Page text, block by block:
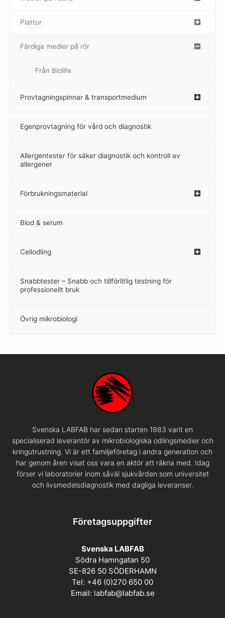
Plattor
–
Färdiga medier på rör
–
Från Biolife
–
Provtagningspinnar & transportmedium
–
Egenprovtagning för vård och diagnostik
–
Allergentester för säker diagnostik och kontroll av
allergener
–
Förbrukningsmaterial
Blod & serum
Cellodling
–
Snabbtester – Snabb och tillförlitlig testning för
professionellt bruk
–
Övrig mikrobiologi
–
Svenska LABFAB har sedan starten 1983 varit en
specialiserad leverantör av mikrobiologiska odlingsmedier och
kringutrustning. Vi är ett familjeföretag i andra generation och
har genom åren visat oss vara en aktör att räkna med. Idag
förser vi laboratorier inom såväl sjukvården som universitet
och livsmedelsdiagnostik med dagliga leveranser.
Företagsuppgifter
Svenska LABFAB
Södra Hamngatan 50
SE-826 50 SÖDERHAMN
Tel: +46 (0)270 650 00
Email: labfab@labfab.se